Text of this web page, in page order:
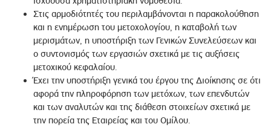
Στις αρμοδιότητές του περιλαμβάνονται η παρακολούθηση
και η ενημέρωση του μετοχολογίου, η καταβολή των
μερισμάτων, η υποστήριξη των Γενικών Συνελεύσεων και
ο συντονισμός των εργασιών σχετικά με τις αυξήσεις
μετοχικού κεφαλαίου.
Έχει την υποστήριξη γενικά του έργου της Διοίκησης σε ότι
αφορά την πληροφόρηση των μετόχων, των επενδυτών
και των αναλυτών και της διάθεση στοιχείων σχετικά με
την πορεία της Εταιρείας και του Ομίλου.